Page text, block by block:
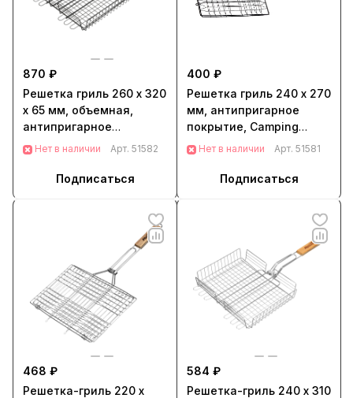
870 ₽
Решетка гриль 260 х 320
х 65 мм, объемная,
антипригарное
покрытие, Camping
Нет в наличии Арт. 51582
Подписаться
400 ₽
Решетка гриль 240 х 270
мм, антипригарное
покрытие, Camping
Palisad (69550)
Нет в наличии Арт. 51581
Подписаться
468 ₽
Решетка-гриль 220 х
584 ₽
Решетка-гриль 240 х 310